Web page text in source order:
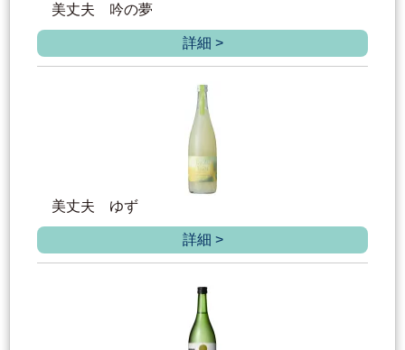
美丈夫 吟の夢
詳細 >
美丈夫 ゆず
詳細 >